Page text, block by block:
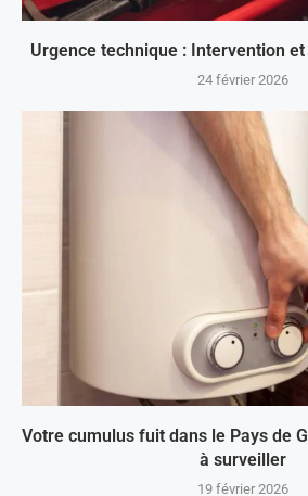
Urgence technique : Intervention
24 février 2026
Votre cumulus fuit dans le Pays de
à surveiller
19 février 2026